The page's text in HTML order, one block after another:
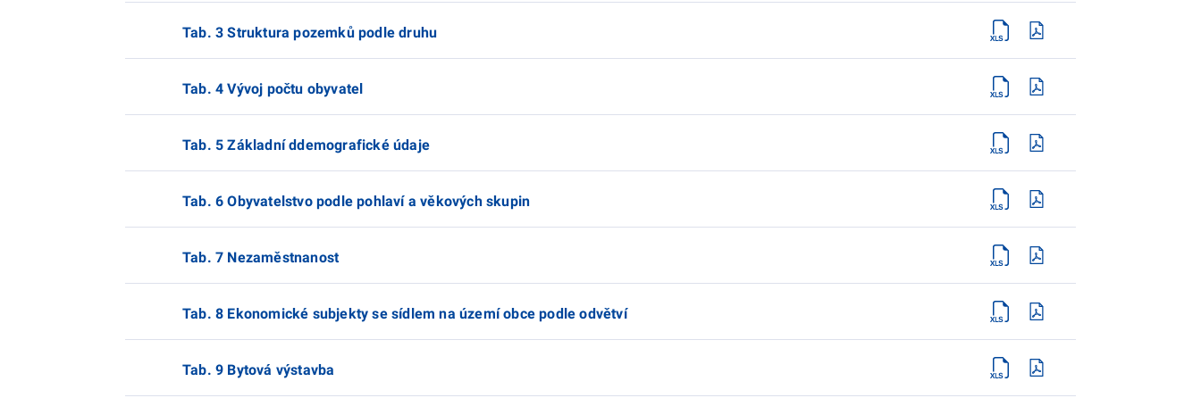
Tab. 3 Struktura pozemků podle druhu
Tab. 4 Vývoj počtu obyvatel
Tab. 5 Základní ddemografické údaje
Tab. 6 Obyvatelstvo podle pohlaví a věkových skupin
Tab. 7 Nezaměstnanost
Tab. 8 Ekonomické subjekty se sídlem na území obce podle odvětví
Tab. 9 Bytová výstavba